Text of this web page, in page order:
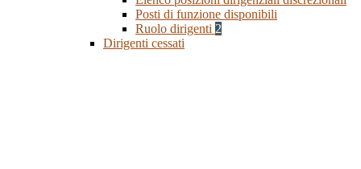
Posti di funzione disponibili
Ruolo dirigenti 2
Dirigenti cessati